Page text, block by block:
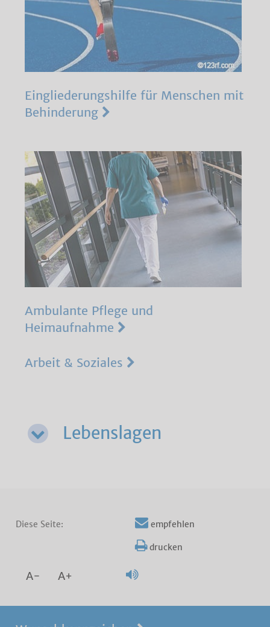
Eingliederungshilfe für Menschen mit
Behinderung
Ambulante Pflege und
Heimaufnahme
Arbeit & Soziales
Lebenslagen
Diese Seite: empfehlen
drucken
A- A+